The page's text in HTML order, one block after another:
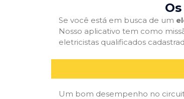
Se você está em busca de um
Nosso aplicativo tem como
eletricistas qualificados
Um bom desempenho no